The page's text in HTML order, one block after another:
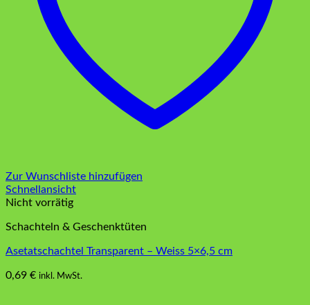
Zur Wunschliste hinzufügen
Schnellansicht
Nicht vorrätig
Schachteln & Geschenktüten
Asetatschachtel Transparent – Weiss 5×6,5 cm
0,69 € inkl. MwSt.